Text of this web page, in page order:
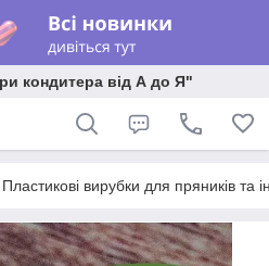
кондитера від А до Я"
Пластикові вирубки для пряників та